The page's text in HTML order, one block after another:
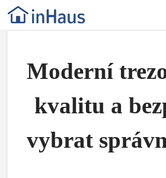
Moderní
kvalitu a
vybrat